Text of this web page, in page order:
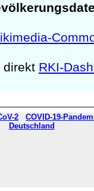
direkt RKI-
2
COVID-19-
Deutschland